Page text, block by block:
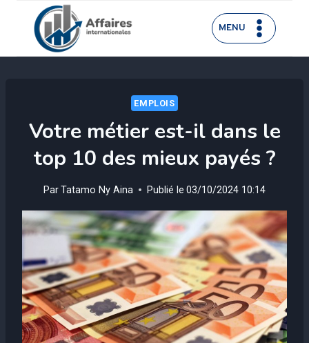
contenu
MENU
EMPLOIS
Votre métier est-il dans le
top 10 des mieux payés ?
ParTatamo Ny Aina Publié le 03/10/2024 10:14